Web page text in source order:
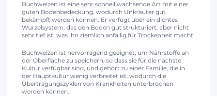
Buchweizen ist eine sehr schnell wachsende Art mit einer
guten Bodenbedeckung, wodurch Unkräuter gut
bekämpft werden können. Er verfügt über ein dichtes
Wurzelsystem, das den Boden gut strukturiert, aber nicht
sehr tief ist, was ihn ziemlich anfällig für Trockenheit macht.
Buchweizen ist hervorragend geeignet, um Nährstoffe an
der Oberfläche zu speichern, so dass sie für die nächste
Kultur verfügbar sind, und gehört zu einer Familie, die in
der Hauptkultur wenig verbreitet ist, wodurch die
Übertragungszyklen von Krankheiten unterbrochen
werden können.